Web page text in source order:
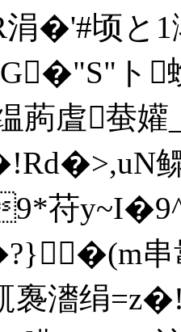
涓�'#顷と
ト
葋虘蛬
苻
串
褢瀒绢